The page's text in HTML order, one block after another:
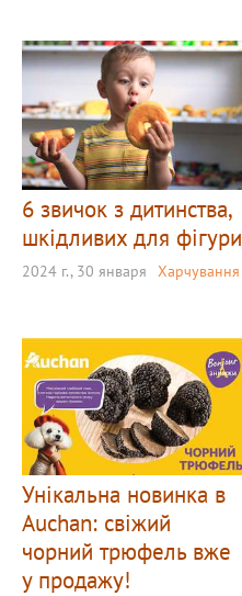
6 звичок з дитинства,
шкідливих для фігури
2024 г., 30 января Харчування
Унікальна новинка в
Auchan: свіжий
чорний трюфель вже
у продажу!